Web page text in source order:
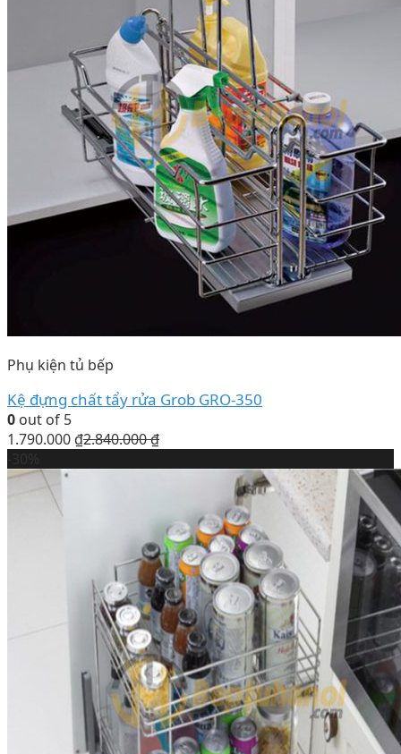
Phụ kiện tủ bếp
Kệ đựng chất tẩy rửa Grob GRO-350
0 out of 5
1.790.000 ₫2.840.000₫